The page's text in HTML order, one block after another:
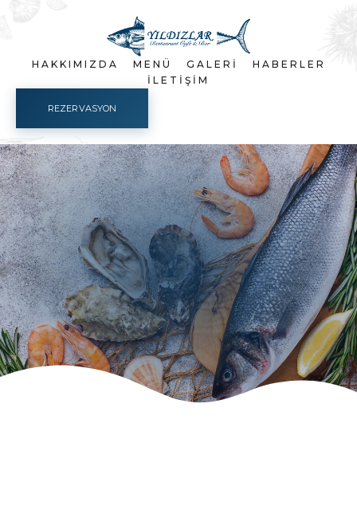
HAKKIMIZDA MENÜ GALERI
HABERLER
İLETIŞIM
REZERVASYON